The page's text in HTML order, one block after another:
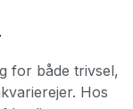
for både trivsel,
Hos